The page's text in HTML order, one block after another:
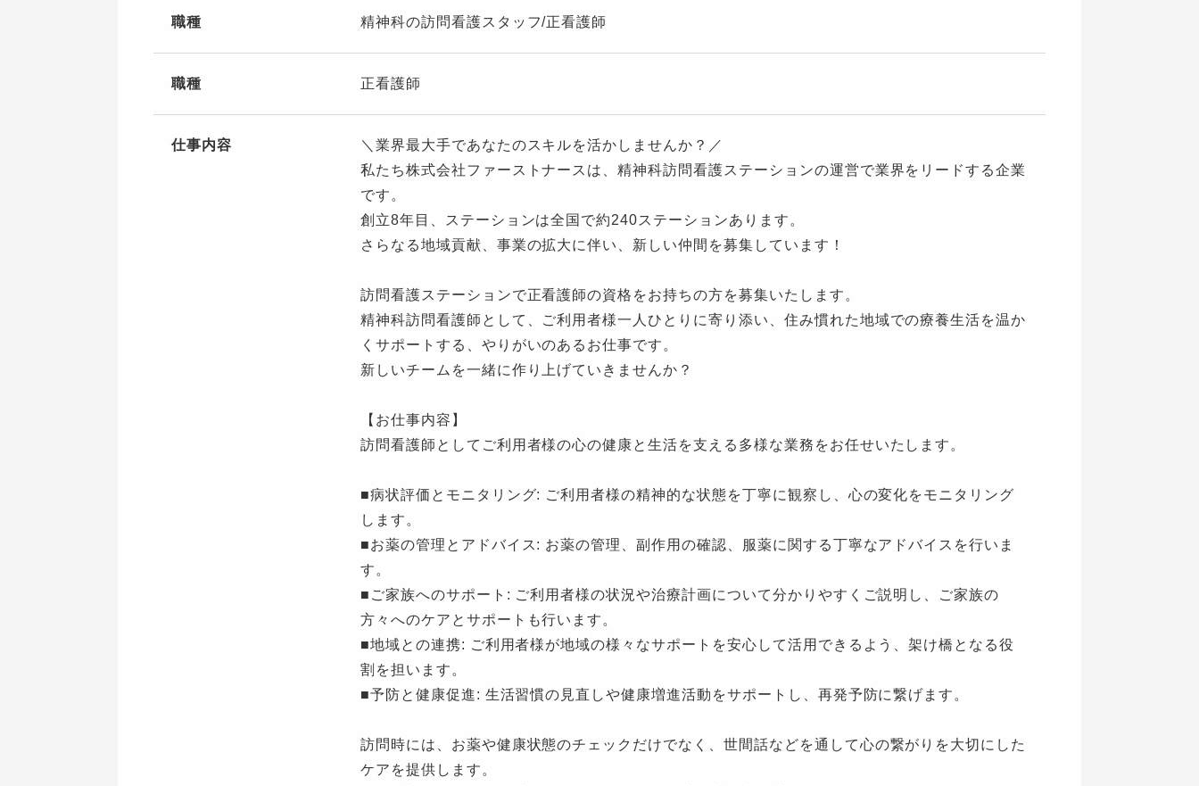
職種 精神科の訪問看護スタッフ/正看護師
職種 正看護師
仕事内容
＼業界最大手であなたのスキルを活かしませんか？／
私たち株式会社ファーストナースは、精神科訪問看護ステーションの運営で業界をリードする企業
です。
創立8年目、ステーションは全国で約240ステーションあります。
さらなる地域貢献、事業の拡大に伴い、新しい仲間を募集しています！
訪問看護ステーションで正看護師の資格をお持ちの方を募集いたします。
精神科訪問看護師として、ご利用者様一人ひとりに寄り添い、住み慣れた地域での療養生活を温か
くサポートする、やりがいのあるお仕事です。
新しいチームを一緒に作り上げていきませんか？
【お仕事内容】
訪問看護師としてご利用者様の心の健康と生活を支える多様な業務をお任せいたします。
■病状評価とモニタリング: ご利用者様の精神的な状態を丁寧に観察し、心の変化をモニタリング
します。
■お薬の管理とアドバイス: お薬の管理、副作用の確認、服薬に関する丁寧なアドバイスを行いま
す。
■ご家族へのサポート: ご利用者様の状況や治療計画について分かりやすくご説明し、ご家族の
方々へのケアとサポートも行います。
■地域との連携: ご利用者様が地域の様々なサポートを安心して活用できるよう、架け橋となる役
割を担います。
■予防と健康促進: 生活習慣の見直しや健康増進活動をサポートし、再発予防に繋げます。
訪問時には、お薬や健康状態のチェックだけでなく、世間話などを通して心の繋がりを大切にした
ケアを提供します。